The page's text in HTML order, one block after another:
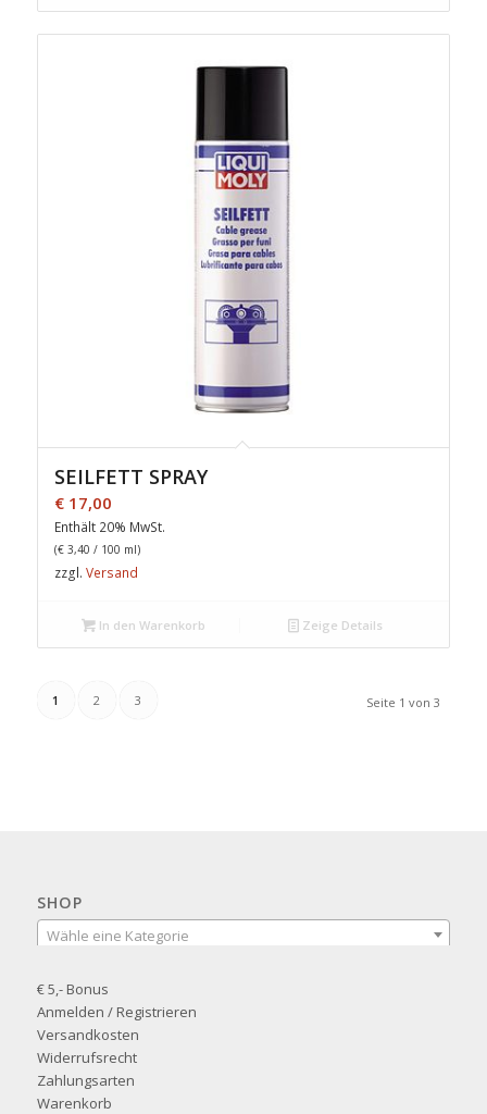
SEILFETT SPRAY
€17,00
Enthält 20% MwSt.
(€3,40 / 100 ml)
zzgl. Versand
In den Warenkorb Zeige Details
Seite 1 von 3
1 2 3
SHOP
Wähle eine Kategorie
€ 5,- Bonus
Anmelden / Registrieren
Versandkosten
Widerrufsrecht
Zahlungsarten
Warenkorb